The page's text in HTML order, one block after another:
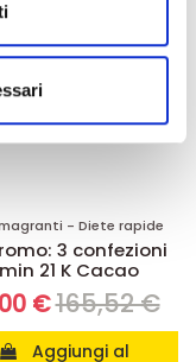
inoltre
sito con i
dei dati web,
combinarle
- Diete rapide
3 confezioni
21 K Cacao
€165,52 €